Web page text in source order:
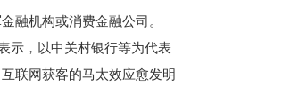
机构或消费金融公司。
示，以中关村银行等为代表
联网获客的马太效应愈发明